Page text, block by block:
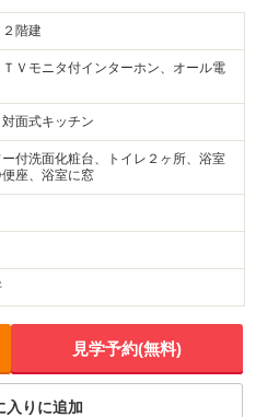
２階建
Ｖモニタ付インターホン、オール電
面式キッチン
付洗面化粧台、トイレ２ヶ所、浴室
座、浴室に窓
見学予約(無料)
入りに追加